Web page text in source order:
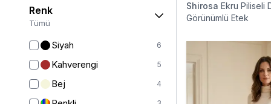
Bone 15
Ferace
Kap & Pardesü
Trençkot
Hırka
Renk
Tümü
Siyah 6
Kahverengi 5
Bej 4
Shirosa Ekru Piliseli
Görünümlü Etek